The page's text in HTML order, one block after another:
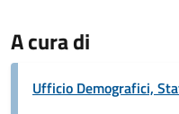
A cura di
Ufficio Demografici,